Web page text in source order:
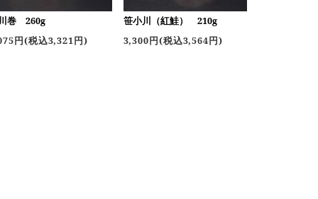
巻 260g
円(税込3,321円)
笹小川（紅鮭） 210g
3,300円(税込3,564円)